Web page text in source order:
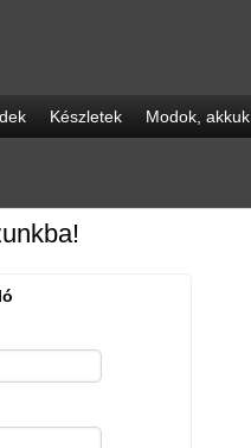
Készletek Modok, akkuk